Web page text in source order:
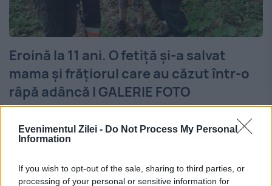
Evenimentul Zilei - Do Not Process My Personal
Information
If you wish to opt-out of the sale, sharing to third parties, or
processing of your personal or sensitive information for
Eroină la 11 ani. O fetiță și-a salvat
mama și frățiorul care au căzut într-o
râpă adâncă I GALERIE FOTO
Eroină la 11 ani. O fetiță și-a salvat mama și
dând dovadă de o prezență de spirit ieșită